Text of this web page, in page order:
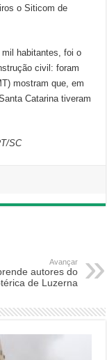
o Siticom de
habitantes, foi o
civil: foram
mostram que, em
Catarina tiveram
SC
Avançar
autores do
de Luzerna